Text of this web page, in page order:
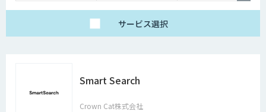
サービス選択
Smart Search
Crown Cat株式会社